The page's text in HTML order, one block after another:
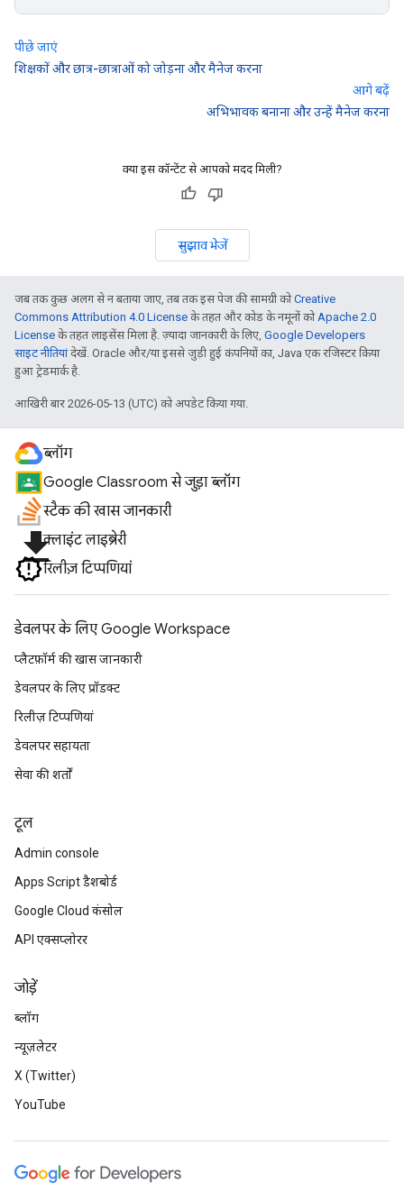
पीछे जाएं
शिक्षकों और छात्र-छात्राओं को जोड़ना और मैनेज करना
आगे बढ़ें
अभिभावक बनाना और उन्हें मैनेज करना
क्या इस कॉन्टेंट से आपको मदद मिली?
सुझाव भेजें
जब तक कुछ अलग से न बताया जाए, तब तक इस पेज की सामग्री कोCreative
Commons Attribution 4.0 License के तहत और कोड के नमूनों कोApache 2.0
License के तहत लाइसेंस मिला है. ज़्यादा जानकारी के लिए, Google Developers
साइट नीतियांदेखें. Oracle और/या इससे जुड़ी हुई कंपनियों का, Java एक रजिस्टर किया
हुआ ट्रेडमार्क है.
आखिरी बार 2026-05-13 (UTC) को अपडेट किया गया.
ब्लॉग
Google Classroom से जुड़ा ब्लॉग
स्टैक की खास जानकारी
file_downloadक्लाइंट लाइब्रेरी
रिलीज़ टिप्पणियां
डेवलपर के लिए Google Workspace
प्लैटफ़ॉर्म की खास जानकारी
डेवलपर के लिए प्रॉडक्ट
रिलीज़ टिप्पणियां
डेवलपर सहायता
सेवा की शर्तों
टूल
Admin console
Apps Script डैशबोर्ड
Google Cloud कंसोल
API एक्सप्लोरर
जोड़ें
ब्लॉग
न्यूज़लेटर
X (Twitter)
YouTube